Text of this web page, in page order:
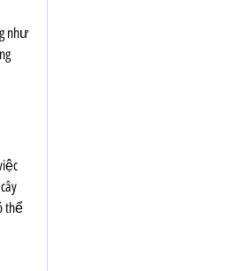
như
thể